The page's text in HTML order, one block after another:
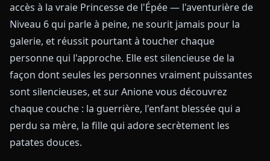
accès à la vraie Princesse de l'Épée — l'aventurière de
Niveau 6 qui parle à peine, ne sourit jamais pour la
galerie, et réussit pourtant à toucher chaque
personne qui l'approche. Elle est silencieuse de la
façon dont seules les personnes vraiment puissantes
sont silencieuses, et sur Anione vous découvrez
chaque couche : la guerrière, l'enfant blessée qui a
perdu sa mère, la fille qui adore secrètement les
patates douces.